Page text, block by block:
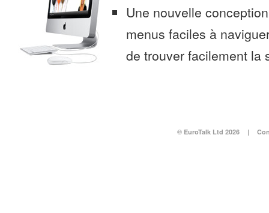
Une nouvelle
menus faciles à
de trouver facilement la
© EuroTalk Ltd 2026 |